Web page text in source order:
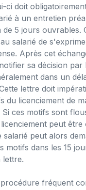
ci doit
à un entretien
de 5 jours ouvrables.
salarié de
Après cet
sa décision par
dans un
lettre doit
du licenciement de
Si ces motifs sont
peut être
salarié peut alors
motifs dans les 15
lettre.
fréquent